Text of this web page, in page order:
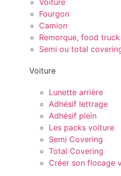
Voiture
Fourgon
Camion
Remorque, food
Semi ou total
Voiture
Lunette arrière
Adhésif lettrage
Adhésif plein
Les packs voiture
Semi Covering
Total Covering
Créer son flocage